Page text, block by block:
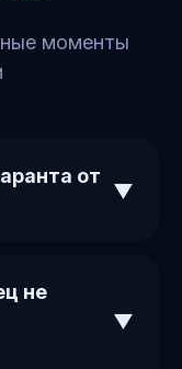
моменты
от
▼
не
▼